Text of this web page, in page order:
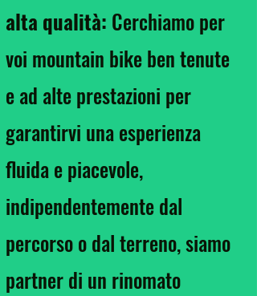
alta qualità: Cerchiamo per
voi mountain bike ben tenute
e ad alte prestazioni per
garantirvi una esperienza
fluida e piacevole,
indipendentemente dal
percorso o dal terreno, siamo
partner di un rinomato